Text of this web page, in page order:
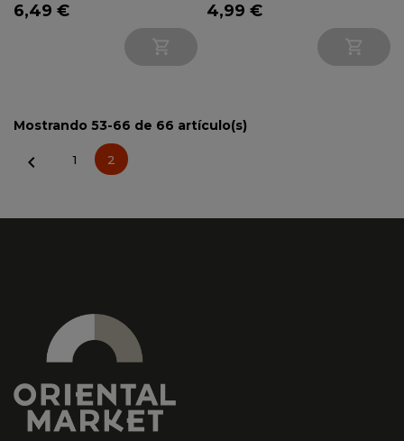
6,49 €

4,99 €

Mostrando 53-66 de 66 artículo(s)
 1 2